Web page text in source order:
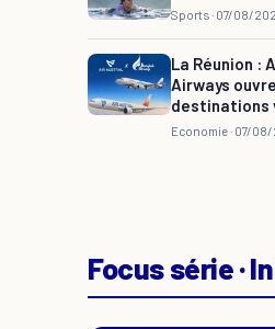
Sports · 07/08/
La Réunion :
Airways
destinations
Economie · 07/
Focus série ·